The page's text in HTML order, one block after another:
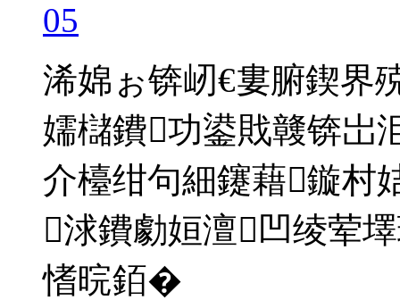
05
浠婂ぉ锛屻€婁腑鍥
嬬櫧鐨功鍙戝竷锛岀
介檯绀句細鑳藉鏇村
浗鐨勮姮澶凹绫荤
愭晥銆�